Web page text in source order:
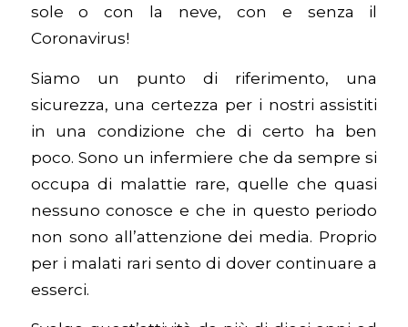
sole o con la neve, con e senza il
Coronavirus!
Siamo un punto di riferimento, una
sicurezza, una certezza per i nostri assistiti
in una condizione che di certo ha ben
poco. Sono un infermiere che da sempre si
occupa di malattie rare, quelle che quasi
nessuno conosce e che in questo periodo
non sono all’attenzione dei media. Proprio
per i malati rari sento di dover continuare a
esserci.